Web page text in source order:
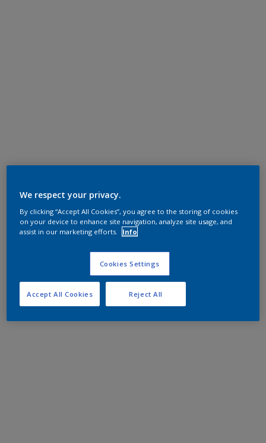
We respect your privacy.
By clicking “Accept All Cookies”, you agree to the storing of cookies
on your device to enhance site navigation, analyze site usage, and
assist in our marketing efforts.
Info
Cookies Settings
Reject All
Accept All Cookies